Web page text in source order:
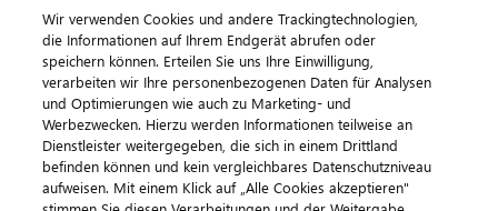
ImpressumDatenschutzAGB Kontakt
Wir verwenden Cookies und andere Trackingtechnologien,
die Informationen auf Ihrem Endgerät abrufen oder
speichern können. Erteilen Sie uns Ihre Einwilligung,
verarbeiten wir Ihre personenbezogenen Daten für Analysen
und Optimierungen wie auch zu Marketing- und
Werbezwecken. Hierzu werden Informationen teilweise an
Dienstleister weitergegeben, die sich in einem Drittland
befinden können und kein vergleichbares Datenschutzniveau
aufweisen. Mit einem Klick auf „Alle Cookies akzeptieren"